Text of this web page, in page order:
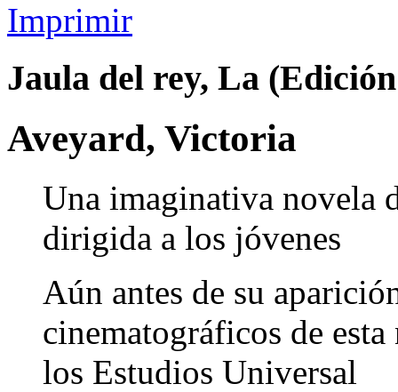
Imprimir
Jaula del rey, La
Aveyard, Victoria
Una imaginativa novela
dirigida a los jóvenes
Aún antes de su
cinematográficos de
los Estudios Universal